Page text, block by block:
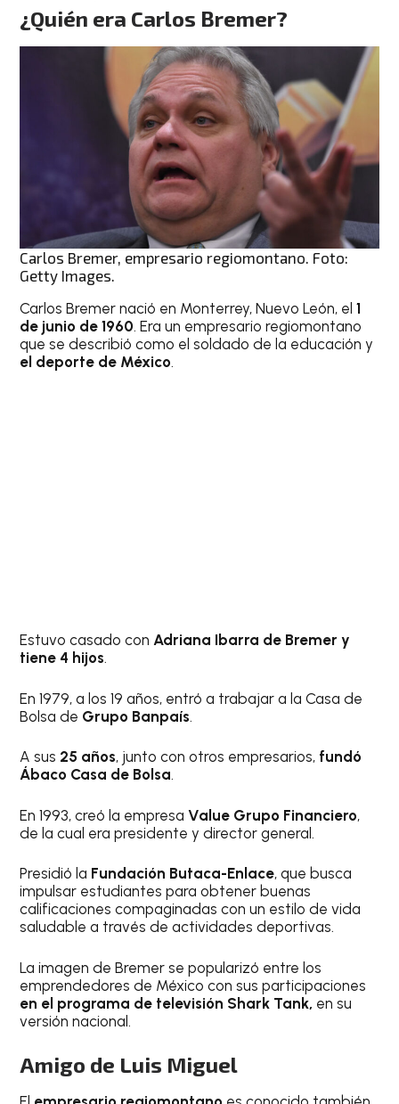
¿Quién era Carlos Bremer?
Carlos Bremer, empresario regiomontano. Foto:
Getty Images.
Carlos Bremer nació en Monterrey, Nuevo León, el 1
de junio de 1960. Era un empresario regiomontano
que se describió como el soldado de la educación y
el deporte de México.
Estuvo casado conAdriana Ibarra de Bremer y
tiene 4 hijos.
En 1979, a los 19 años, entró a trabajar a la Casa de
Bolsa de Grupo Banpaís.
A sus 25 años, junto con otros empresarios, fundó
Ábaco Casa de Bolsa.
En 1993, creó la empresaValue Grupo Financiero,
de la cual era presidente y director general.
Presidió la Fundación Butaca-Enlace, que busca
impulsar estudiantes para obtener buenas
calificaciones compaginadas con un estilo de vida
saludable a través de actividades deportivas.
La imagen de Bremer se popularizó entre los
emprendedores de México con sus participaciones
en el programa de televisión Shark Tank, en su
versión nacional.
Amigo de Luis Miguel